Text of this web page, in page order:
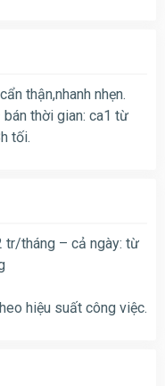
thận,nhanh nhẹn.
thời gian: ca1 từ
tối.
tr/tháng – cả ngày: từ
hiệu suất công việc.